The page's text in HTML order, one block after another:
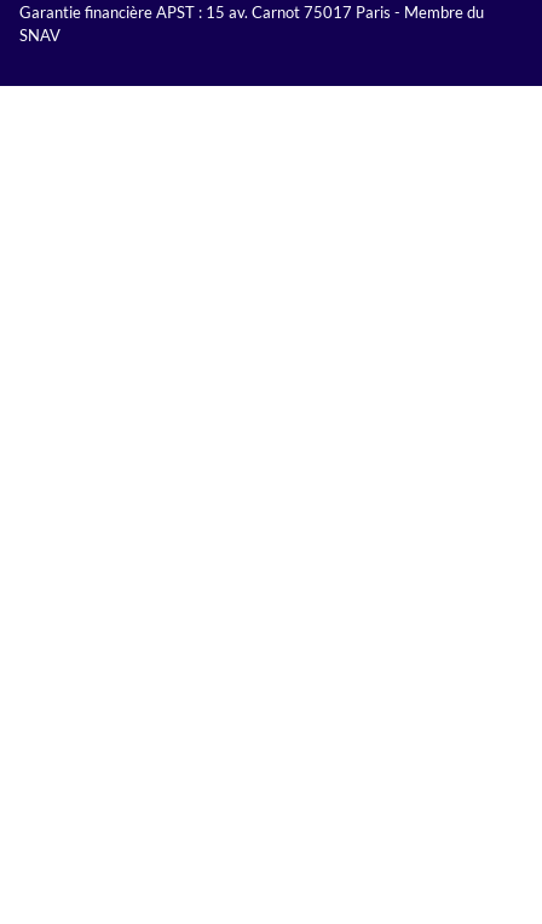
Garantie financière APST : 15 av. Carnot 75017 Paris - Membre du
SNAV